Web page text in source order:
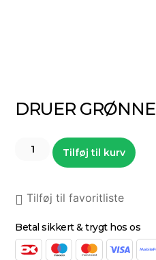
DRUER
Tilføj til kurv
Tilføj til favoritliste
Betal sikkert & trygt hos os